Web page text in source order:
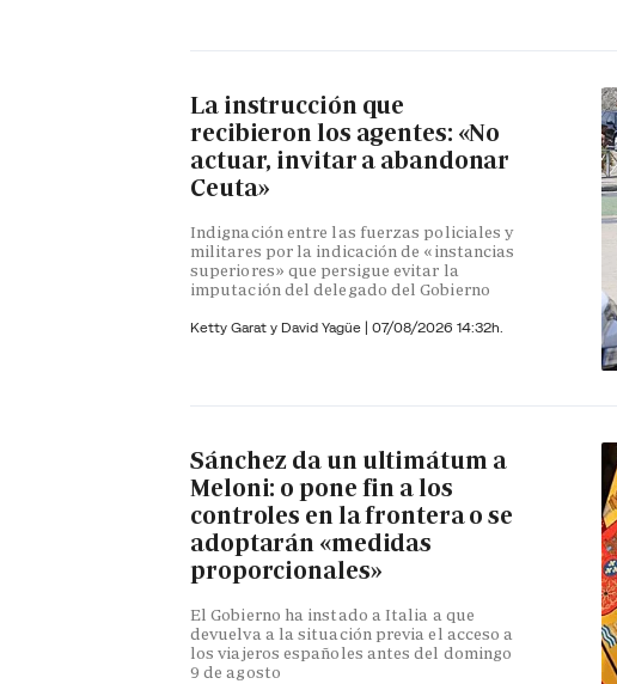
La instrucción que
recibieron los agentes: «No
actuar, invitar a abandonar
Ceuta»
Indignación entre las fuerzas policiales y
militares por la indicación de «instancias
superiores» que persigue evitar la
imputación del delegado del Gobierno
Ketty Garat y David Yagüe | 07/08/2026 14:32h.
Sánchez da un ultimátum a
Meloni: o pone fin a los
controles en la frontera o se
adoptarán «medidas
proporcionales»
El Gobierno ha instado a Italia a que
devuelva a la situación previa el acceso a
los viajeros españoles antes del domingo
9 de agosto